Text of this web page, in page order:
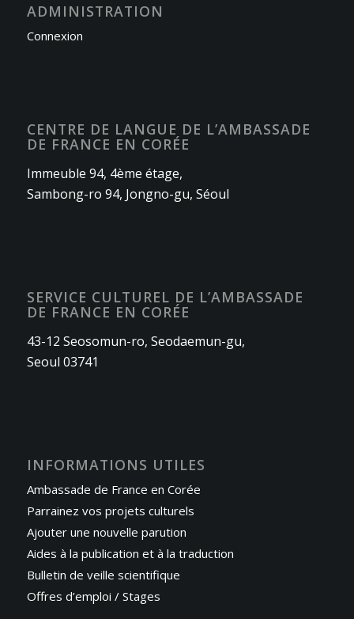
ADMINISTRATION
Connexion
CENTRE DE LANGUE DE L’AMBASSADE
DE FRANCE EN CORÉE
Immeuble 94, 4ème étage,
Sambong-ro 94, Jongno-gu, Séoul
SERVICE CULTUREL DE L’AMBASSADE
DE FRANCE EN CORÉE
43-12 Seosomun-ro, Seodaemun-gu,
Seoul 03741
INFORMATIONS UTILES
Ambassade de France en Corée
Parrainez vos projets culturels
Ajouter une nouvelle parution
Aides à la publication et à la traduction
Bulletin de veille scientifique
Offres d’emploi / Stages